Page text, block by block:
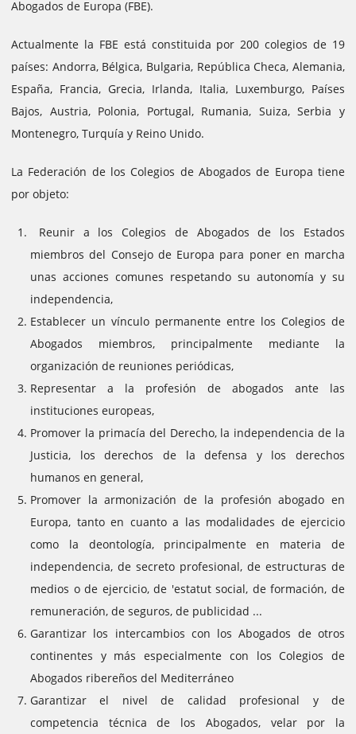
Abogados de Europa (FBE).
Actualmente la FBE está constituida por 200 colegios de 19
países: Andorra, Bélgica, Bulgaria, República Checa, Alemania,
España, Francia, Grecia, Irlanda, Italia, Luxemburgo, Países
Bajos, Austria, Polonia, Portugal, Rumania, Suiza, Serbia y
Montenegro, Turquía y Reino Unido.
La Federación de los Colegios de Abogados de Europa tiene
por objeto:
Reunir a los Colegios de Abogados de los Estados
miembros del Consejo de Europa para poner en marcha
unas acciones comunes respetando su autonomía y su
independencia,
Establecer un vínculo permanente entre los Colegios de
Abogados miembros, principalmente mediante la
organización de reuniones periódicas,
Representar a la profesión de abogados ante las
instituciones europeas,
Promover la primacía del Derecho, la independencia de la
Justicia, los derechos de la defensa y los derechos
humanos en general,
Promover la armonización de la profesión abogado en
Europa, tanto en cuanto a las modalidades de ejercicio
como la deontología, principalmente en materia de
independencia, de secreto profesional, de estructuras de
medios o de ejercicio, de 'estatut social, de formación, de
remuneración, de seguros, de publicidad ...
Garantizar los intercambios con los Abogados de otros
continentes y más especialmente con los Colegios de
Abogados ribereños del Mediterráneo
Garantizar el nivel de calidad profesional y de
competencia técnica de los Abogados, velar por la